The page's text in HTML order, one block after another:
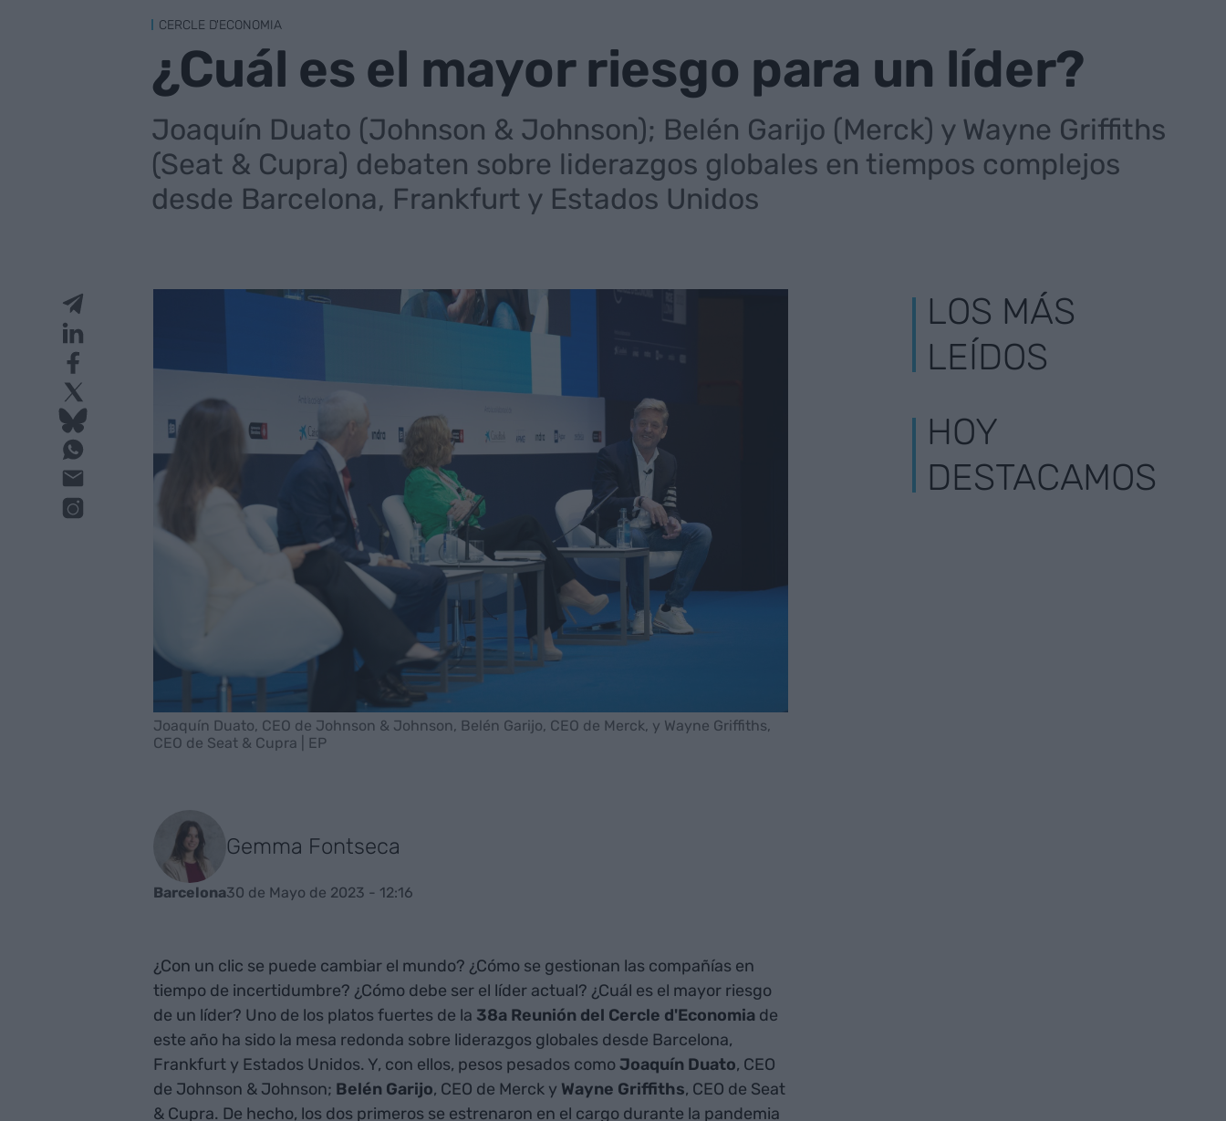
CERCLE D'ECONOMIA
¿Cuál es el mayor riesgo para un líder?
Joaquín Duato (Johnson & Johnson); Belén Garijo (Merck) y Wayne Griffiths
(Seat & Cupra) debaten sobre liderazgos globales en tiempos complejos
desde Barcelona, Frankfurt y Estados Unidos
Joaquín Duato, CEO de Johnson & Johnson, Belén Garijo, CEO de Merck, y Wayne Griffiths,
CEO de Seat & Cupra | EP
Gemma Fontseca
Barcelona30 de Mayo de 2023 - 12:16
¿Con un clic se puede cambiar el mundo? ¿Cómo se gestionan las compañías en
tiempo de incertidumbre? ¿Cómo debe ser el líder actual? ¿Cuál es el mayor riesgo
de un líder? Uno de los platos fuertes de la 38a Reunión del Cercle d'Economia de
este año ha sido la mesa redonda sobre liderazgos globales desde Barcelona,
Frankfurt y Estados Unidos. Y, con ellos, pesos pesados comoJoaquín Duato, CEO
de Johnson & Johnson; Belén Garijo, CEO de Merck y Wayne Griffiths, CEO de Seat
& Cupra. De hecho, los dos primeros se estrenaron en el cargo durante la pandemia
LOS MÁS
LEÍDOS
HOY
DESTACAMOS